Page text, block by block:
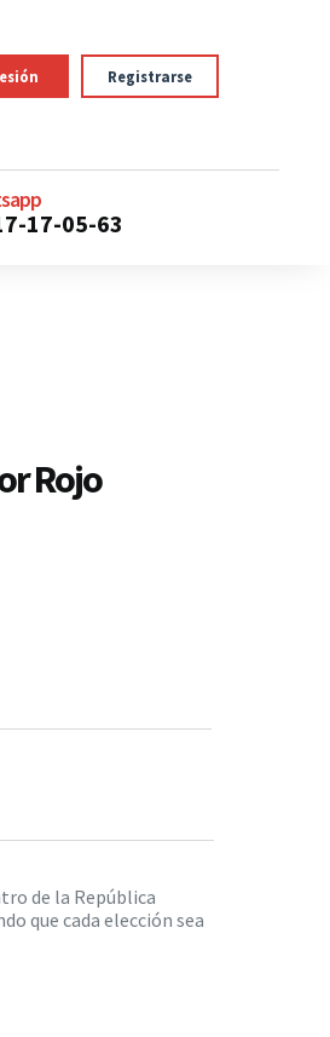
Registrarse
17-05-63
Rojo
de la República
que cada elección sea